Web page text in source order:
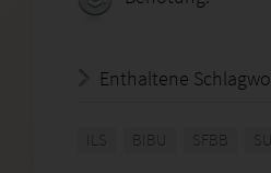
Enthaltene
ILS BIBU SFBB